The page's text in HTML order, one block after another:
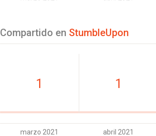
Compartido en StumbleUpon
1
marzo 2021
1
abril 2021